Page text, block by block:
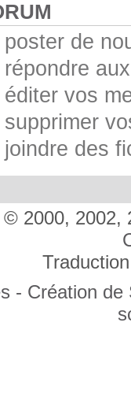
poster de
répondre
éditer vos
supprimer
joindre des
© 2000, 2002,
- Création